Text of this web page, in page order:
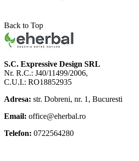
Back to Top
S.C. Expressive Design SRL
Nr. R.C.: J40/11499/2006,
C.U.I.: RO18852935
Adresa: str. Dobreni, nr. 1, Bucuresti
Email: office@eherbal.ro
Telefon: 0722564280